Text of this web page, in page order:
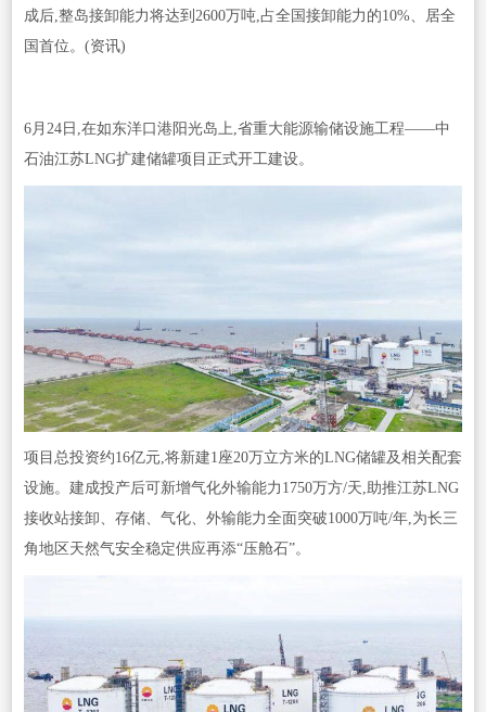
成后,整岛接卸能力将达到2600万吨,占全国接卸能力的10%、居全
国首位。(资讯)
6月24日,在如东洋口港阳光岛上,省重大能源输储设施工程——中
石油江苏LNG扩建储罐项目正式开工建设。
项目总投资约16亿元,将新建1座20万立方米的LNG储罐及相关配套
设施。建成投产后可新增气化外输能力1750万方/天,助推江苏LNG
接收站接卸、存储、气化、外输能力全面突破1000万吨/年,为长三
角地区天然气安全稳定供应再添“压舱石”。